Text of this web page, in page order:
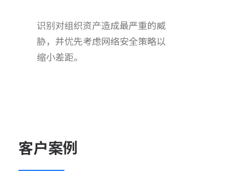
识别对组织资产造成最严重的威
胁，并优先考虑网络安全策略以
缩小差距。
客户案例